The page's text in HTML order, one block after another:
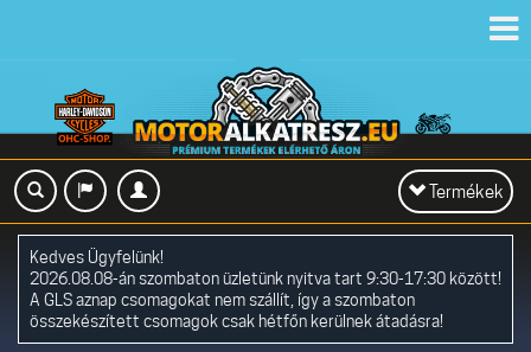
Toggle
navigation
Termékek
Kedves Ügyfelünk!
2026.08.08-án szombaton üzletünk nyitva tart 9:30-17:30 között!
A GLS aznap csomagokat nem szállít, így a szombaton
összekészített csomagok csak hétfőn kerülnek átadásra!